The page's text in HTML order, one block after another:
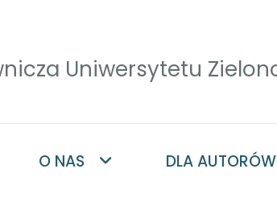
O NAS DLA AUTORÓW